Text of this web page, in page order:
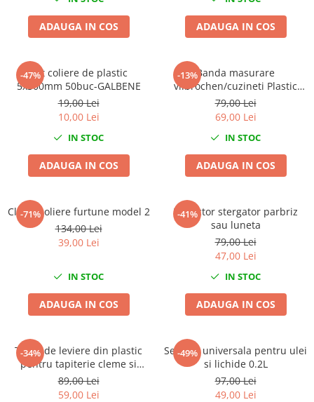
Clima/Aer conditionat
Cricuri cutie viteze
Dispozitive spalat piese
Dulapuri Bancuri Carucioare
Bancuri de lucru
Carucioare pentru marfa
Dulapuri echipate
Module scule
Echipamente De Sudura
Aparate taiere cu plasma
Invertoare Sudura
Magneti fixare sudura
Mig-Mag
Sudura In Puncte
Tig-Wig
Pompe si Cilindri Hidraulici
Prese pentru arcuri
ADAUGA IN COS ADAUGA IN COS
-47%Set coliere de plastic
5x300mm 50buc-GALBENE
19,00 Lei
10,00 Lei
IN STOC
ADAUGA IN COS
-13%Banda masurare
vilbrochen/cuzineti Plastic
Gauge
79,00 Lei
69,00 Lei
IN STOC
ADAUGA IN COS
-71%
Cleste coliere furtune model 2
134,00 Lei
39,00 Lei
IN STOC
ADAUGA IN COS
-41%
Extractor stergator parbriz
sau luneta
79,00 Lei
47,00 Lei
IN STOC
ADAUGA IN COS
-34%
Trusa de leviere din plastic
pentru tapiterie cleme si
panouri auto 11 piese
89,00 Lei
59,00 Lei
-49%
Seringa universala pentru ulei
si lichide 0.2L
97,00 Lei
49,00 Lei